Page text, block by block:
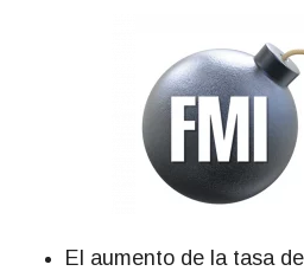
El aumento de la tasa